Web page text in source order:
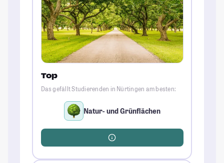
Top
Das gefällt Studierenden in Nürtingen am besten:
Natur- und Grünflächen